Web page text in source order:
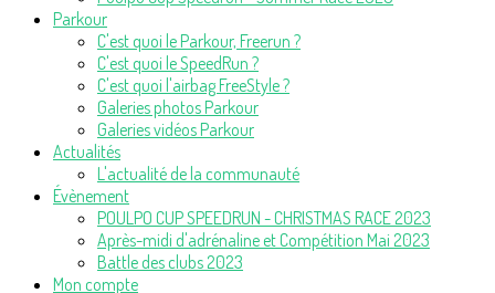
Parkour
C'est quoi le Parkour, Freerun ?
C'est quoi le SpeedRun ?
C'est quoi l'airbag FreeStyle ?
Galeries photos Parkour
Galeries vidéos Parkour
Actualités
L'actualité de la communauté
Évènement
POULPO CUP SPEEDRUN - CHRISTMAS RACE 2023
Après-midi d'adrénaline et Compétition Mai 2023
Battle des clubs 2023
Mon compte